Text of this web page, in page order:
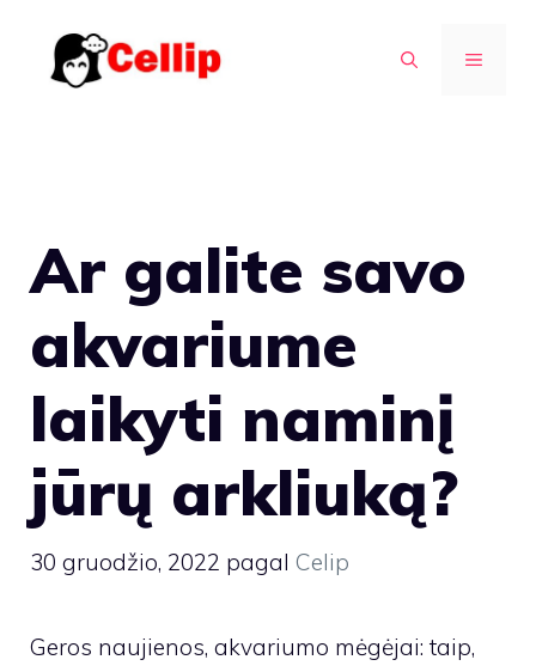
turinio
MENIU
Ar galite savo
akvariume
laikyti naminį
jūrų arkliuką?
30 gruodžio, 2022 pagal Celip
Geros naujienos, akvariumo mėgėjai: taip,